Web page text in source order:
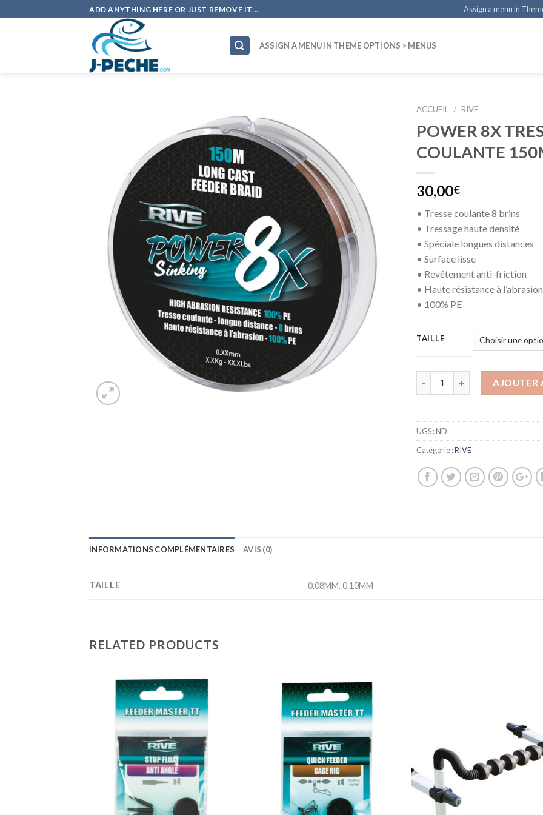
to
ADD ANYTHING HERE OR JUST REMOVE IT... Assign a menu in
ASSIGN A MENU IN THEME OPTIONS > MENUS
ACCUEIL / RIVE
POWER 8X
COULANTE
30,00€
• Tresse coulante 8 brins
• Tressage haute densité
• Spéciale longues distances
• Surface lisse
• Revêtement anti-friction
• Haute résistance à l’abrasion
• 100% PE
TAILLE
AJOUTER
UGS :ND
Catégorie :RIVE
INFORMATIONS COMPLÉMENTAIRES AVIS (0)
TAILLE 0.08MM, 0.10MM
RELATED PRODUCTS